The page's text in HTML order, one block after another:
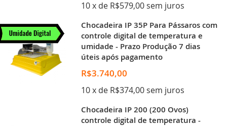
10 x de R$579,00 sem juros
Chocadeira IP 35P Para Pássaros com
controle digital de temperatura e
umidade - Prazo Produção 7 dias
úteis após pagamento
R$3.740,00
10 x de R$374,00 sem juros
Chocadeira IP 200 (200 Ovos)
controle digital de temperatura -